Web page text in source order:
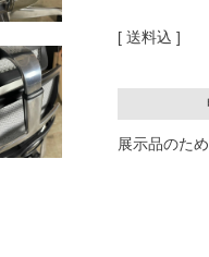
送料込
展示品のた